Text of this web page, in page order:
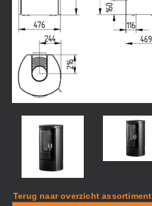
Terug naar overzicht assortiment